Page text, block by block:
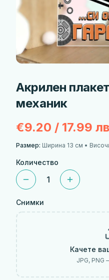
Акрилен
механик
€9.20 / 17.99
Размер: Ширина 13 см •
Количество
1
Снимки
Качете
JPG, PNG